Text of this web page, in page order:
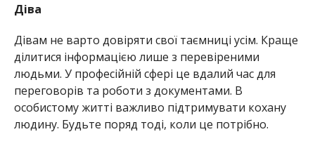
Діва
Дівам не варто довіряти свої таємниці усім. Краще
ділитися інформацією лише з перевіреними
людьми. У професійній сфері це вдалий час для
переговорів та роботи з документами. В
особистому житті важливо підтримувати кохану
людину. Будьте поряд тоді, коли це потрібно.